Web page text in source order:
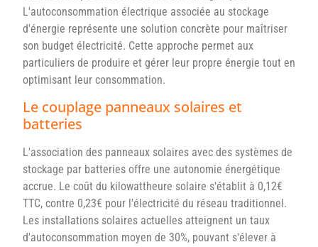
L'autoconsommation électrique associée au stockage
d'énergie représente une solution concrète pour maîtriser
son budget électricité. Cette approche permet aux
particuliers de produire et gérer leur propre énergie tout en
optimisant leur consommation.
Le couplage panneaux solaires et
batteries
L'association des panneaux solaires avec des systèmes de
stockage par batteries offre une autonomie énergétique
accrue. Le coût du kilowattheure solaire s'établit à 0,12€
TTC, contre 0,23€ pour l'électricité du réseau traditionnel.
Les installations solaires actuelles atteignent un taux
d'autoconsommation moyen de 30%, pouvant s'élever à